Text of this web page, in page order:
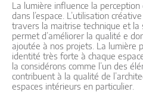
La lumière influence la perception
dans l’espace. L’utilisation
travers la maitrise technique et la
permet d’améliorer la qualité e
ajoutée à nos projets. La lumière
identité très forte à chaque
la considérons comme l’un des
contribuent à la qualité de
espaces intérieurs en particulier.